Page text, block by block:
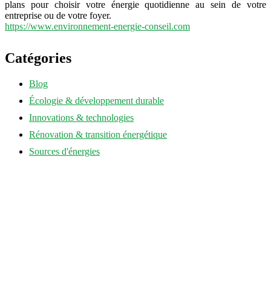
plans pour choisir votre énergie quotidienne au sein de votre
entreprise ou de votre foyer.
https://www.environnement-energie-conseil.com
Catégories
Blog
Écologie & développement durable
Innovations & technologies
Rénovation & transition énergétique
Sources d'énergies